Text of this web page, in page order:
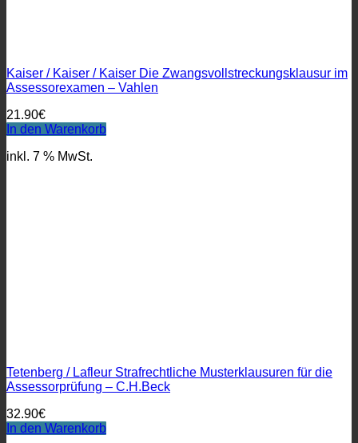
Kaiser / Kaiser / Kaiser Die Zwangsvollstreckungsklausur im
Assessorexamen – Vahlen
21.90€
In den Warenkorb
inkl. 7 % MwSt.
Tetenberg / Lafleur Strafrechtliche Musterklausuren für die
Assessorprüfung – C.H.Beck
32.90€
In den Warenkorb